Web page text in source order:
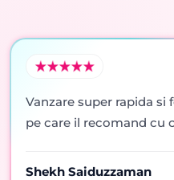
Vanzare super rapida
pe care il recomand cu
Shekh Saiduzzaman